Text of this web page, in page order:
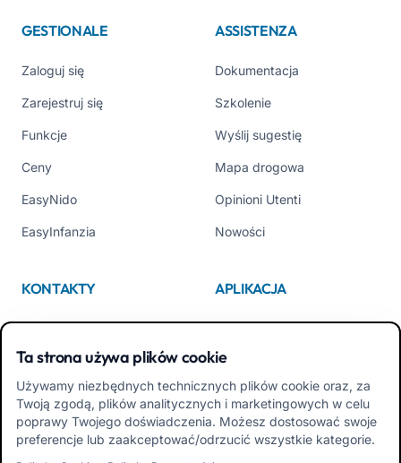
GESTIONALE
Zaloguj się
Zarejestruj się
Funkcje
Ceny
EasyNido
EasyInfanzia
ASSISTENZA
Dokumentacja
Szkolenie
Wyślij sugestię
Mapa drogowa
Opinioni Utenti
Nowości
KONTAKTY
Kim jesteśmy
Contattaci
Tel +39 02 84152514
APLIKACJA
App Store
Google Play
Pobierz APK Aplikacja dla
Rodzin
Pobierz APK Aplikacja dla
Ta strona używa plików cookie
Używamy niezbędnych technicznych plików cookie oraz, za
Twoją zgodą, plików analitycznych i marketingowych w celu
poprawy Twojego doświadczenia. Możesz dostosować swoje
preferencje lub zaakceptować/odrzucić wszystkie kategorie.